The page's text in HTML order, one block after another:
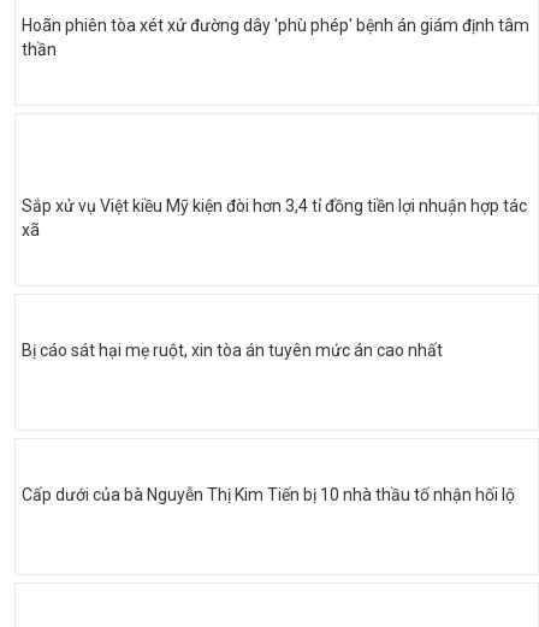
Hoãn phiên tòa xét xử đường dây 'phù phép' bệnh án giám định tâm
thần
Sắp xử vụ Việt kiều Mỹ kiện đòi hơn 3,4 tỉ đồng tiền lợi nhuận hợp tác
xã
Bị cáo sát hại mẹ ruột, xin tòa án tuyên mức án cao nhất
Cấp dưới của bà Nguyễn Thị Kim Tiến bị 10 nhà thầu tố nhận hối lộ